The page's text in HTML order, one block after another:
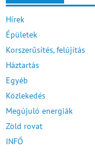
Hírek
Épületek
Korszerűsítés, felújítás
Háztartás
Egyéb
Közlekedés
Megújuló energiák
Zöld rovat
INFÓ